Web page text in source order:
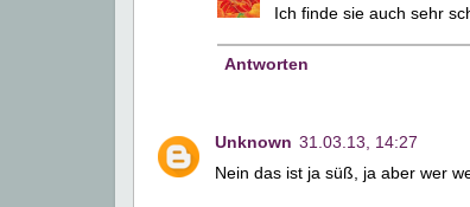
Ich finde sie auch sehr
Antworten
Unknown 31.03.13, 14:27
Nein das ist ja süß, ja aber wer